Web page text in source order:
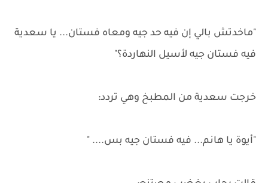
"ماخدتش بالي إن فيه حد جيه ومعاه فستان... يا سعدية
فيه فستان جيه لأسيل النهاردة؟"
خرجت سعدية من المطبخ وهي تردد:
"أيوة يا هانم... فيه فستان جيه بس.... "